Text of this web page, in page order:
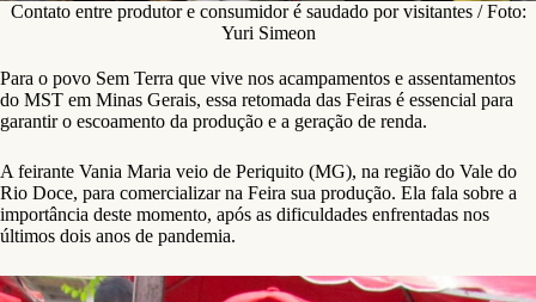
Contato entre produtor e consumidor é saudado por visitantes / Foto:
Yuri Simeon
Para o povo Sem Terra que vive nos acampamentos e assentamentos
do MST em Minas Gerais, essa retomada das Feiras é essencial para
garantir o escoamento da produção e a geração de renda.
A feirante Vania Maria veio de Periquito (MG), na região do Vale do
Rio Doce, para comercializar na Feira sua produção. Ela fala sobre a
importância deste momento, após as dificuldades enfrentadas nos
últimos dois anos de pandemia.